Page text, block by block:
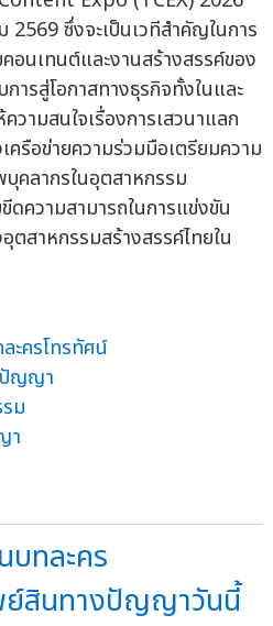
2569 ซึ่งจะเป็นเวทีสำคัญในการ
นเทนต์และงานสร้างสรรค์ของ
ารสู่โอกาสทางธุรกิจทั้งในและ
วามสนใจเรื่องการเสวนาแลก
ครือข่ายความร่วมมือเตรียมความ
คลากรในอุตสาหกรรม
ดความสามารถในการแข่งขัน
ตสาหกรรมสร้างสรรค์ไทยใน
ะครโทรทัศน์
ปัญญา
ม
า
บทละคร
ย์สินทางปัญญาวันนี้